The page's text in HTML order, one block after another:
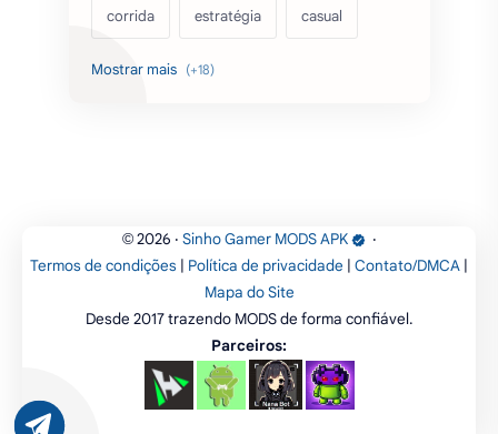
corrida estratégia casual
acarde esportes
luta educação
desenho
artes
© 2026 ‧ Sinho Gamer MODS APK
‧
Termos de condições | Política de privacidade | Contato/DMCA |
Mapa do Site
Desde 2017 trazendo MODS de forma confiável.
Parceiros: